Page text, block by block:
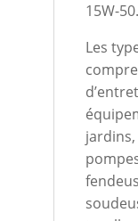
15W-50.
Les